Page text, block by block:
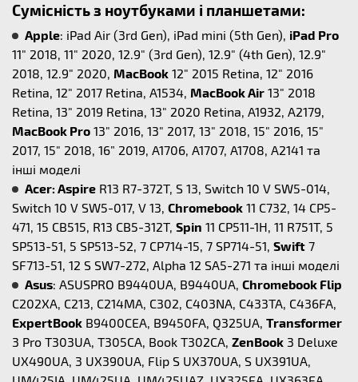
Сумісність з ноутбуками і планшетами:
Apple: iPad Air (3rd Gen), iPad mini (5th Gen), iPad Pro
11" 2018, 11" 2020, 12.9" (3rd Gen), 12.9" (4th Gen), 12.9"
2018, 12.9" 2020, MacBook 12" 2015 Retina, 12" 2016
Retina, 12" 2017 Retina, A1534, MacBook Air 13" 2018
Retina, 13" 2019 Retina, 13" 2020 Retina, A1932, A2179,
MacBook Pro 13" 2016, 13" 2017, 13" 2018, 15" 2016, 15"
2017, 15" 2018, 16” 2019, A1706, A1707, A1708, A2141 та
інші моделі
Acer: Aspire R13 R7-372T, S 13, Switch 10 V SW5-014,
Switch 10 V SW5-017, V 13, Chromebook 11 C732, 14 CP5-
471, 15 CB515, R13 CB5-312T, Spin 11 CP511-1H, 11 R751T, 5
SP513-51, 5 SP513-52, 7 CP714-15, 7 SP714-51, Swift 7
SF713-51, 12 S SW7-272, Alpha 12 SA5-271 та інші моделі
Asus: ASUSPRO B9440UA, B9440UA, Chromebook Flip
C202XA, C213, C214MA, C302, C403NA, C433TA, C436FA,
ExpertBook B9400CEA, B9450FA, Q325UA, Transformer
3 Pro T303UA, T305CA, Book T302CA, ZenBook 3 Deluxe
UX490UA, 3 UX390UA, Flip S UX370UA, S UX391UA,